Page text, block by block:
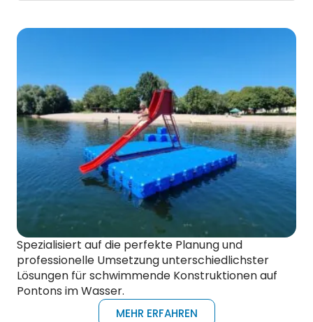
Spezialisiert auf die perfekte Planung und
professionelle Umsetzung unterschiedlichster
Lösungen für schwimmende Konstruktionen auf
Pontons im Wasser.
MEHR ERFAHREN